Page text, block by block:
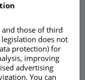
d'interès
those of third
does not
protection) for
improving
advertising
You can